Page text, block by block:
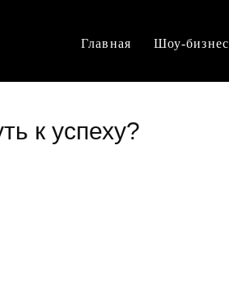
Главная Шоу-бизнес
к успеху?